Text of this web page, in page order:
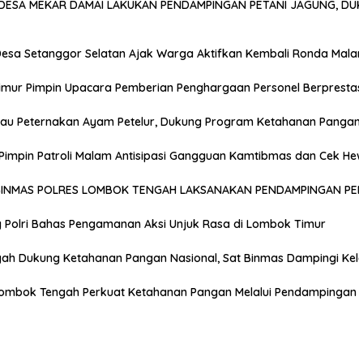
MEKAR DAMAI LAKUKAN PENDAMPINGAN PETANI JAGUNG,
Setanggor Selatan Ajak Warga Aktifkan Kembali Ronda
Pimpin Upacara Pemberian Penghargaan Personel
Peternakan Ayam Petelur, Dukung Program Ketahanan
Patroli Malam Antisipasi Gangguan Kamtibmas dan Cek
POLRES LOMBOK TENGAH LAKSANAKAN PENDAMPINGAN
Polri Bahas Pengamanan Aksi Unjuk Rasa di Lombok Timur
Dukung Ketahanan Pangan Nasional, Sat Binmas Dampingi
Tengah Perkuat Ketahanan Pangan Melalui